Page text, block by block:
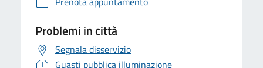
Problemi in città
Segnala disservizio
Guasti pubblica illuminazione